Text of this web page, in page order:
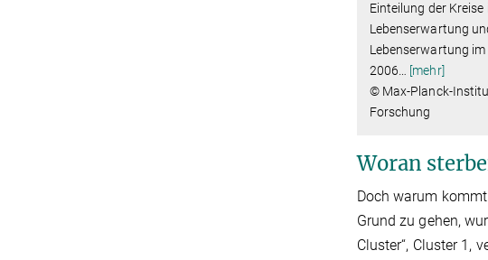
Einteilung der
Lebenserwartung
Lebenserwartung
2006
[mehr]
© Max-Planck-
Forschung
Woran
Doch warum
Grund zu gehen,
Cluster“, Cluster 1,